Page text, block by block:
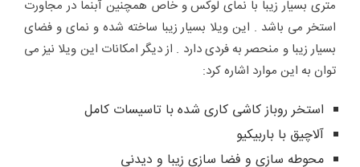
متری بسیار زیبا با نمای لوکس و خاص همچنین آبنما در مجاورت
استخر می باشد . این ویلا بسیار زیبا ساخته شده و نمای و فضای
بسیار زیبا و منحصر به فردی دارد . از دیگر امکانات این ویلا نیز می
توان به این موارد اشاره کرد:
استخر روباز کاشی کاری شده با تاسیسات کامل
آلاچیق با باربیکیو
محوطه سازی و فضا سازی زیبا و دیدنی